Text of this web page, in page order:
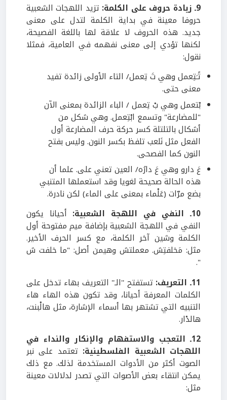
9ـ زيادة حروف على الكلمة:
تزيد اللهجات الشعبية
حروفا معينة في بداية الكلمة لتدل على معنى
جديد. هذه الحروف لا علاقة لها باللغة الفصيحة،
لكنها تؤدي إلى معنى نفهمه في العامية، فمثلا
نقول:
تًـَتِعمل وهي تَ تِعمل/ التاء الأولى زائدة تفيد
معنى حتى.
بْتعمل وهي بْ تِعمل / الباء الزائدة بمعنى الآن
"للمضارعة" وتسمع ابْتِعمل. وهي شكل من
أشكال بالتلتلة كسر حركة حرف المضارعة أول
الفعل مثل نَلعب تلفظ بكسر النون. وليس بفتح
النون كما الفصحى.
عَ دارو وهي عَ دارُه/ العين تعني على. علما أن
هذه الحالة صحيحة لغويا وقد استعملها المتنبي
بضع مرّات (عَلْماء بمعنى على الماء) لكن نادرة.
10ـ النفي في اللهجة الشعبية:
أحيانا يكون
النفي في اللهجة الشعبية بإضافة ميم مفتوحة أول
الكلمة وشين آخر الكلمة، مع كسر الحرف الأخير.
مثل: مَخلفتِش. معملتش وهيمن أصل: "ما خلفت ش
".
11ـ التعريف:
تستفتح ''الـ'' التعريف بهاء تدخل على
الكلمات المعرفة أحيانا، وقد تكون هذه الهاء هاء
التنبيه التي تشتهر بها أسماء الإشارة، مثل هالْبنت،
هالدْار.
12ـ التعجب والاستفهام والإنكار والنداء في
اللهجات الشعبية الفلسطينية: تعتمد على نبر
الصوت أكثر من الأدوات المستخدمة لذلك. مع ذلك
يمكن انتقاء بعض الأصوات التي تصدر لدلالات معينة
مثل: